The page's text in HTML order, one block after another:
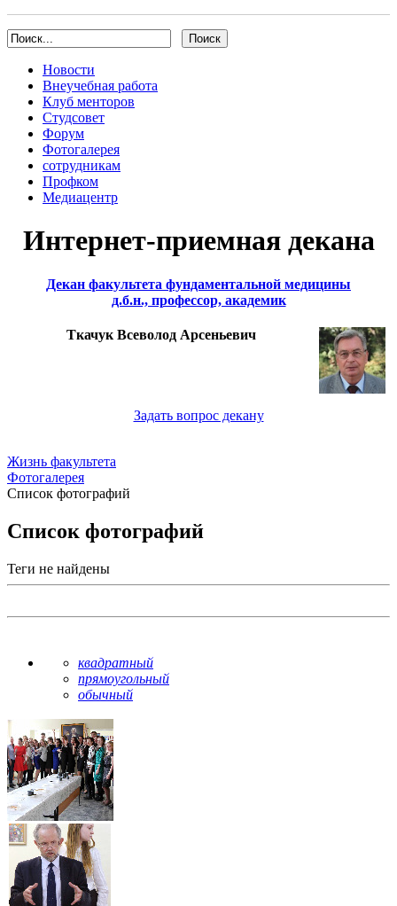
Новости
Внеучебная работа
Клуб менторов
Студсовет
Форум
Фотогалерея
сотрудникам
Профком
Медиацентр
Интернет-приемная декана
Декан факультета фундаментальной медицины
д.б.н., профессор, академик
Ткачук Всеволод Арсеньевич
Задать вопрос декану
Жизнь факультета
Фотогалерея
Список фотографий
Список фотографий
Теги не найдены
квадратный
прямоугольный
обычный